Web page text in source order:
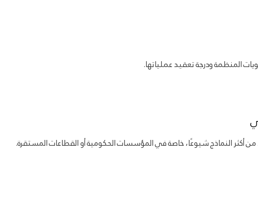
المنظمة ودرجة تعقيد عملياتها.
أكثر النماذج شيوعًا، خاصة في المؤسسات الحكومية أو القطاعات المستقرة.